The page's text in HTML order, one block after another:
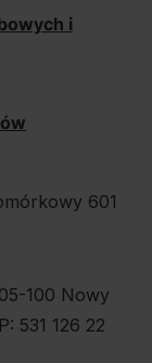
i
601
05-100 Nowy
531 126 22